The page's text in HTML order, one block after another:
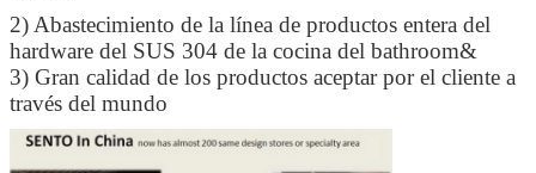
Deja un mensaje
¡Te llamaremos pronto!
2) Abastecimiento de la línea de productos entera del
hardware del SUS 304 de la cocina del bathroom&
3) Gran calidad de los productos aceptar por el cliente a
través del mundo